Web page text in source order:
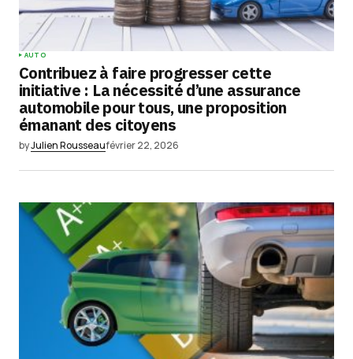
AUTO
Contribuez à faire progresser cette
initiative : La nécessité d’une assurance
automobile pour tous, une proposition
émanant des citoyens
byJulien Rousseaufévrier 22, 2026